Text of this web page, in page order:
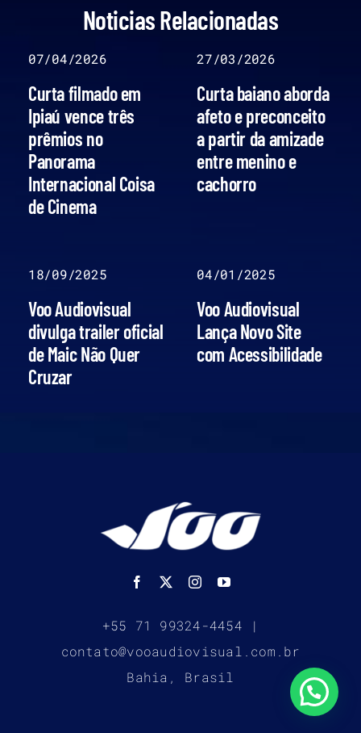
Noticias Relacionadas
07/04/2026
Curta filmado em
Ipiaú vence três
prêmios no
Panorama
Internacional Coisa
de Cinema
27/03/2026
Curta baiano aborda
afeto e preconceito
a partir da amizade
entre menino e
cachorro
18/09/2025
Voo Audiovisual
divulga trailer oficial
de Maic Não Quer
Cruzar
04/01/2025
Voo Audiovisual
Lança Novo Site
com Acessibilidade
+55 71 99324-4454 |
contato@vooaudiovisual.com.br
Bahia, Brasil